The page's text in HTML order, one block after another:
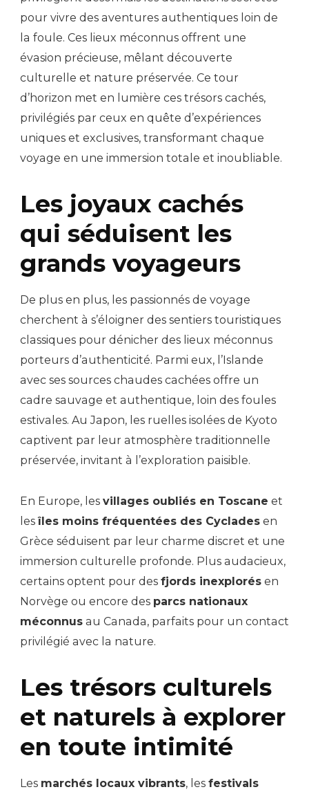
pour vivre des aventures authentiques loin de
la foule. Ces lieux méconnus offrent une
évasion précieuse, mêlant découverte
culturelle et nature préservée. Ce tour
d’horizon met en lumière ces trésors cachés,
privilégiés par ceux en quête d’expériences
uniques et exclusives, transformant chaque
voyage en une immersion totale et inoubliable.
Les joyaux cachés
qui séduisent les
grands voyageurs
De plus en plus, les passionnés de voyage
cherchent à s’éloigner des sentiers touristiques
classiques pour dénicher des lieux méconnus
porteurs d’authenticité. Parmi eux, l’Islande
avec ses sources chaudes cachées offre un
cadre sauvage et authentique, loin des foules
estivales. Au Japon, les ruelles isolées de Kyoto
captivent par leur atmosphère traditionnelle
préservée, invitant à l’exploration paisible.
En Europe, les villages oubliés en Toscane et
lesîles moins fréquentées des Cyclades en
Grèce séduisent par leur charme discret et une
immersion culturelle profonde. Plus audacieux,
certains optent pour des fjords inexplorés en
Norvège ou encore des parcs nationaux
méconnus au Canada, parfaits pour un contact
privilégié avec la nature.
Les trésors culturels
et naturels à explorer
en toute intimité
Les marchés locaux vibrants, les festivals